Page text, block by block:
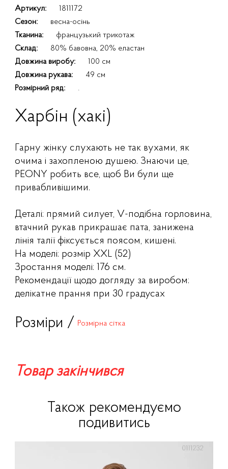
Артикул:
1811172
Сезон:
весна-осінь
Тканина:
французький трикотаж
Склад:
80% бавовна, 20% еластан
Довжина виробу:
100 см
Довжина рукава:
49 см
Розмірний ряд:
.
Харбін (хакі)
Гарну жінку слухають не так вухами, як
очима і захопленою душею. Знаючи це,
PEONY робить все, щоб Ви були ще
привабливішими.
Деталі: прямий силует, V-подібна горловина,
втачний рукав прикрашає пата, занижена
лінія талії фіксується поясом, кишені.
На моделі: розмір XXL (52)
Зростання моделі: 176 см.
Рекомендації щодо догляду за виробом:
делікатне прання при 30 градусах
Розміри / Розмірна сітка
Товар закінчився
Також рекомендуємо
подивитись